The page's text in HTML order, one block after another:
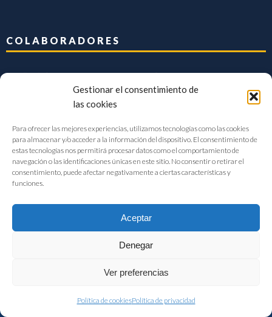
Gestionar el consentimiento de
las cookies
Para ofrecer las mejores experiencias, utilizamos tecnologías como las cookies
para almacenar y/o acceder a la información del dispositivo. El consentimiento de
estas tecnologías nos permitirá procesar datos como el comportamiento de
navegación o las identificaciones únicas en este sitio. No consentir o retirar el
consentimiento, puede afectar negativamente a ciertas características y
funciones.
Aceptar
Denegar
Ver preferencias
Política de cookiesPolítica de privacidad
COLABORADORES
FIAB Federación Española de Industrias de la Alimentación y Bebidas